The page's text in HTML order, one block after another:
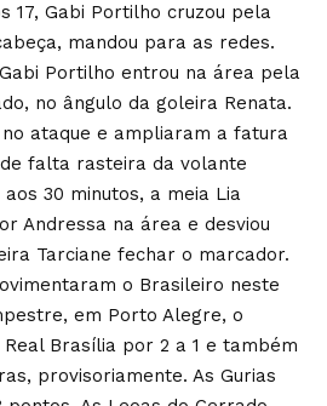
17, Gabi Portilho cruzou pela
mandou para as redes.
Portilho entrou na área pela
no ângulo da goleira Renata.
ataque e ampliaram a fatura
falta rasteira da volante
30 minutos, a meia Lia
Andressa na área e desviou
Tarciane fechar o marcador.
o Brasileiro neste
em Porto Alegre, o
Brasília por 2 a 1 e também
provisoriamente. As Gurias